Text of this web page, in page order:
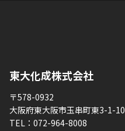
東大化成株式会社
〒578-0932
大阪府東大阪市玉串町東3-1-10
TEL： 072-964-8008